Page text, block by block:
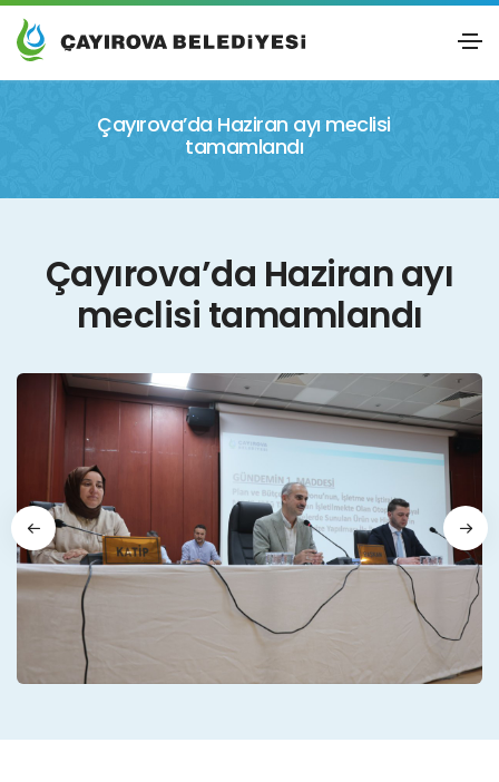
Çayırova’da Haziran ayı meclisi
tamamlandı
Çayırova’da Haziran ayı
meclisi tamamlandı